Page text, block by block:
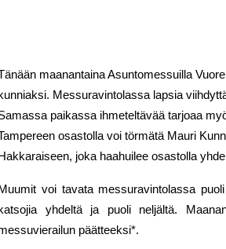
maanantaina Asuntomessuilla
kunniaksi. Messuravintolassa lapsia
paikassa ihmeteltävää tarjoaa
osastolla voi törmätä Mauri
Hakkaraiseen, joka haahuilee osastolla
Muumit voi tavata messuravintolassa
katsojia yhdeltä ja puoli neljältä.
päätteeksi*.